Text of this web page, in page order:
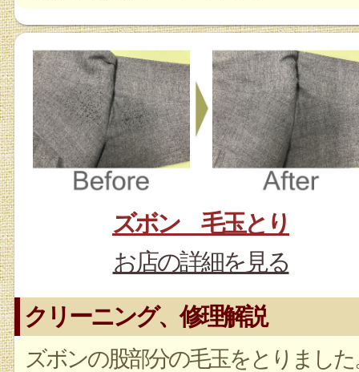
ズボン 毛玉とり
お店の詳細を見る
クリーニング、修理解説
ズボンの股部分の毛玉をとりました